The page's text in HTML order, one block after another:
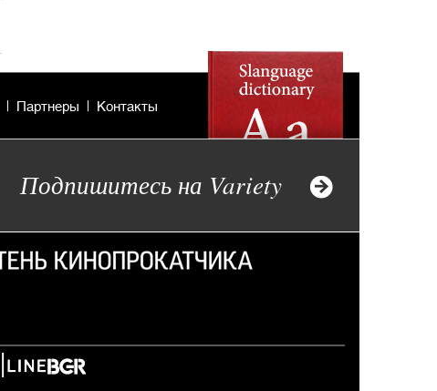
Партнеры Контакты
Подпишитесь на Variety